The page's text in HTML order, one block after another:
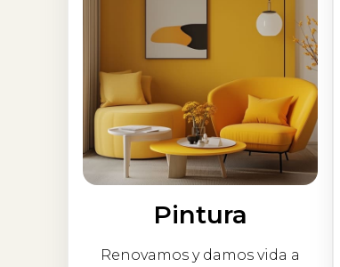
Pintura
Renovamos y damos vida a